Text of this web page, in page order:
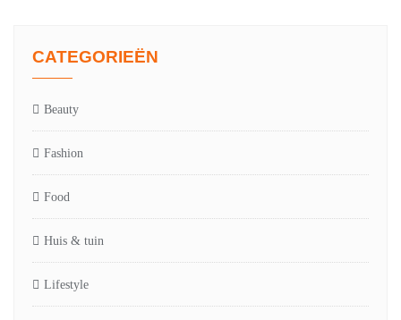
CATEGORIEËN
Beauty
Fashion
Food
Huis & tuin
Lifestyle